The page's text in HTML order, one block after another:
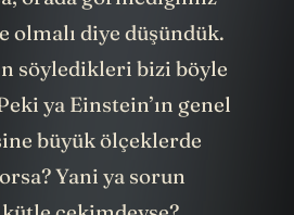
orada görmediğimiz
olmalı diye düşündük.
’ın söyledikleri bizi böyle
ya Einstein’ın genel
büyük ölçeklerde
Yani ya sorun